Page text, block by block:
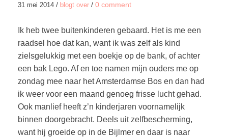
31 mei 2014/ blogt over/ 0 comment
Ik heb twee buitenkinderen gebaard. Het is me een
raadsel hoe dat kan, want ik was zelf als kind
zielsgelukkig met een boekje op de bank, of achter
een bak Lego. Af en toe namen mijn ouders me op
zondag mee naar het Amsterdamse Bos en dan had
ik weer voor een maand genoeg frisse lucht gehad.
Ook manlief heeft z’n kinderjaren voornamelijk
binnen doorgebracht. Deels uit zelfbescherming,
want hij groeide op in de Bijlmer en daar is naar